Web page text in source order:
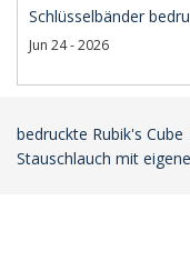
Schlüsselbänder
Jun 24 - 2026
bedruckte Rubik's Cube
Stauschlauch mit